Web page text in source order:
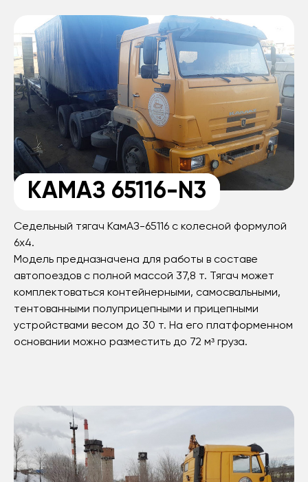
КАМАЗ 65116-N3
Седельный тягач КамАЗ-65116 с колесной формулой
6х4.
Модель предназначена для работы в составе
автопоездов с полной массой 37,8 т. Тягач может
комплектоваться контейнерными, самосвальными,
тентованными полуприцепными и прицепными
устройствами весом до 30 т. На его платформенном
основании можно разместить до 72 мᶟ груза.